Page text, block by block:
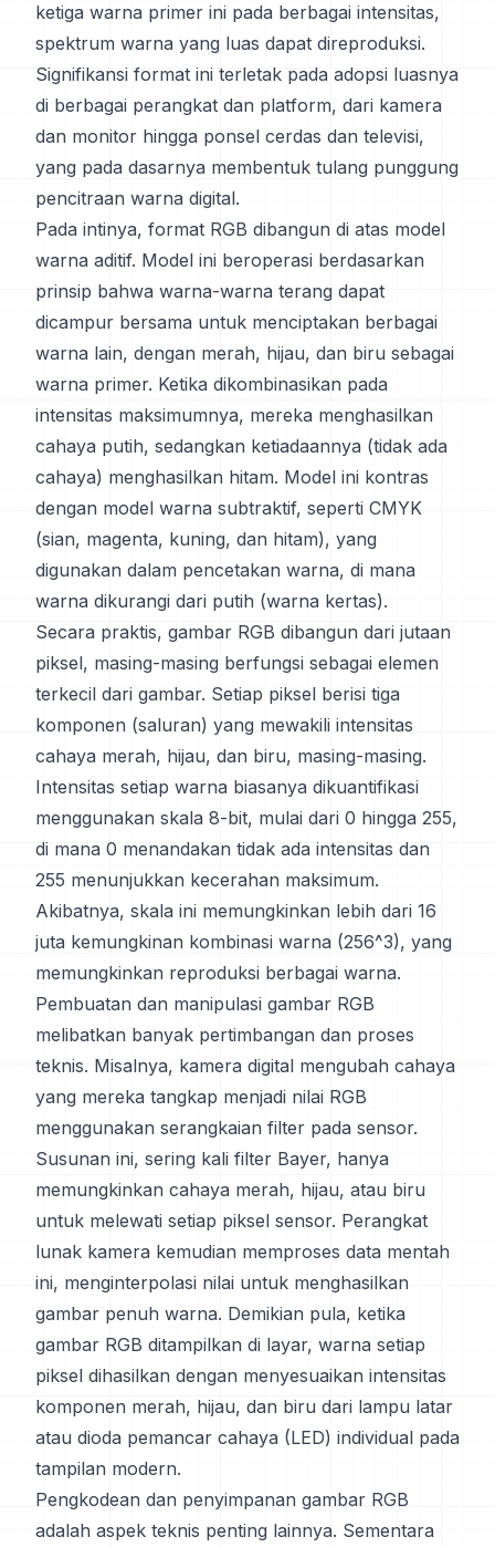
ketiga warna primer ini pada berbagai intensitas,
spektrum warna yang luas dapat direproduksi.
Signifikansi format ini terletak pada adopsi luasnya
di berbagai perangkat dan platform, dari kamera
dan monitor hingga ponsel cerdas dan televisi,
yang pada dasarnya membentuk tulang punggung
pencitraan warna digital.
Pada intinya, format RGB dibangun di atas model
warna aditif. Model ini beroperasi berdasarkan
prinsip bahwa warna-warna terang dapat
dicampur bersama untuk menciptakan berbagai
warna lain, dengan merah, hijau, dan biru sebagai
warna primer. Ketika dikombinasikan pada
intensitas maksimumnya, mereka menghasilkan
cahaya putih, sedangkan ketiadaannya (tidak ada
cahaya) menghasilkan hitam. Model ini kontras
dengan model warna subtraktif, seperti CMYK
(sian, magenta, kuning, dan hitam), yang
digunakan dalam pencetakan warna, di mana
warna dikurangi dari putih (warna kertas).
Secara praktis, gambar RGB dibangun dari jutaan
piksel, masing-masing berfungsi sebagai elemen
terkecil dari gambar. Setiap piksel berisi tiga
komponen (saluran) yang mewakili intensitas
cahaya merah, hijau, dan biru, masing-masing.
Intensitas setiap warna biasanya dikuantifikasi
menggunakan skala 8-bit, mulai dari 0 hingga 255,
di mana 0 menandakan tidak ada intensitas dan
255 menunjukkan kecerahan maksimum.
Akibatnya, skala ini memungkinkan lebih dari 16
juta kemungkinan kombinasi warna (256^3), yang
memungkinkan reproduksi berbagai warna.
Pembuatan dan manipulasi gambar RGB
melibatkan banyak pertimbangan dan proses
teknis. Misalnya, kamera digital mengubah cahaya
yang mereka tangkap menjadi nilai RGB
menggunakan serangkaian filter pada sensor.
Susunan ini, sering kali filter Bayer, hanya
memungkinkan cahaya merah, hijau, atau biru
untuk melewati setiap piksel sensor. Perangkat
lunak kamera kemudian memproses data mentah
ini, menginterpolasi nilai untuk menghasilkan
gambar penuh warna. Demikian pula, ketika
gambar RGB ditampilkan di layar, warna setiap
piksel dihasilkan dengan menyesuaikan intensitas
komponen merah, hijau, dan biru dari lampu latar
atau dioda pemancar cahaya (LED) individual pada
tampilan modern.
Pengkodean dan penyimpanan gambar RGB
adalah aspek teknis penting lainnya. Sementara